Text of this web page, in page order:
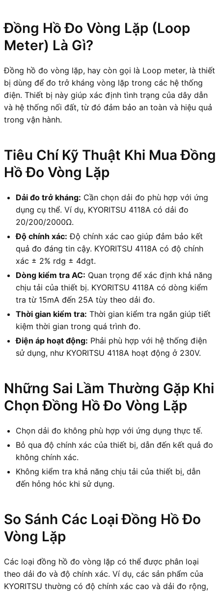
Đồng Hồ Đo Vòng Lặp (Loop
Meter) Là Gì?
Đồng hồ đo vòng lặp, hay còn gọi là Loop meter, là thiết
bị dùng để đo trở kháng vòng lặp trong các hệ thống
điện. Thiết bị này giúp xác định tình trạng của dây dẫn
và hệ thống nối đất, từ đó đảm bảo an toàn và hiệu quả
trong vận hành.
Tiêu Chí Kỹ Thuật Khi Mua Đồng
Hồ Đo Vòng Lặp
Dải đo trở kháng: Cần chọn dải đo phù hợp với ứng
dụng cụ thể. Ví dụ, KYORITSU 4118A có dải đo
20/200/2000Ω.
Độ chính xác: Độ chính xác cao giúp đảm bảo kết
quả đo đáng tin cậy. KYORITSU 4118A có độ chính
xác ± 2% rdg ± 4dgt.
Dòng kiểm tra AC: Quan trọng để xác định khả năng
chịu tải của thiết bị. KYORITSU 4118A có dòng kiểm
tra từ 15mA đến 25A tùy theo dải đo.
Thời gian kiểm tra: Thời gian kiểm tra ngắn giúp tiết
kiệm thời gian trong quá trình đo.
Điện áp hoạt động: Phải phù hợp với hệ thống điện
sử dụng, như KYORITSU 4118A hoạt động ở 230V.
Những Sai Lầm Thường Gặp Khi
Chọn Đồng Hồ Đo Vòng Lặp
Chọn dải đo không phù hợp với ứng dụng thực tế.
Bỏ qua độ chính xác của thiết bị, dẫn đến kết quả đo
không chính xác.
Không kiểm tra khả năng chịu tải của thiết bị, dẫn
đến hỏng hóc khi sử dụng.
So Sánh Các Loại Đồng Hồ Đo
Vòng Lặp
Các loại đồng hồ đo vòng lặp có thể được phân loại
theo dải đo và độ chính xác. Ví dụ, các sản phẩm của
KYORITSU thường có độ chính xác cao và dải đo rộng,